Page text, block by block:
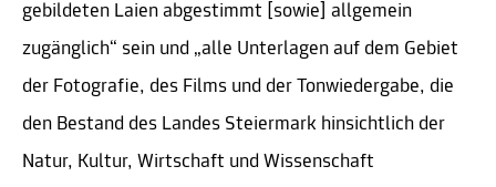
gebildeten Laien abgestimmt [sowie] allgemein
zugänglich“ sein und „alle Unterlagen auf dem Gebiet
der Fotografie, des Films und der Tonwiedergabe, die
den Bestand des Landes Steiermark hinsichtlich der
Natur, Kultur, Wirtschaft und Wissenschaft